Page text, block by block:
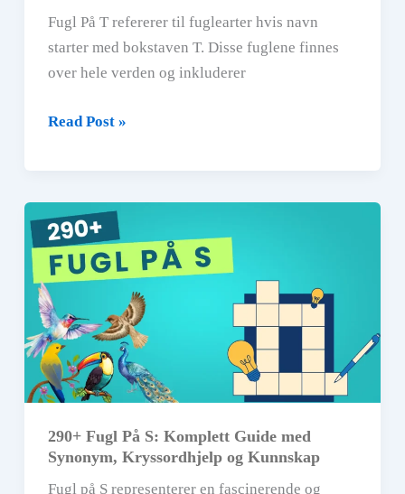
Fugl På T refererer til fuglearter hvis navn
starter med bokstaven T. Disse fuglene finnes
over hele verden og inkluderer
150+
Kunnskapstest:
Quiz
og
Kryssordtips
Read Post »
290+ Fugl På S: Komplett Guide med
Synonym, Kryssordhjelp og Kunnskap
Fugl på S representerer en fascinerende og